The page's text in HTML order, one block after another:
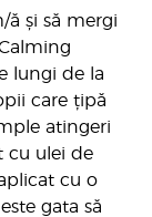
ă și să mergi
lungi de la
care țipă
atingeri
cu ulei de
cu o
gata să